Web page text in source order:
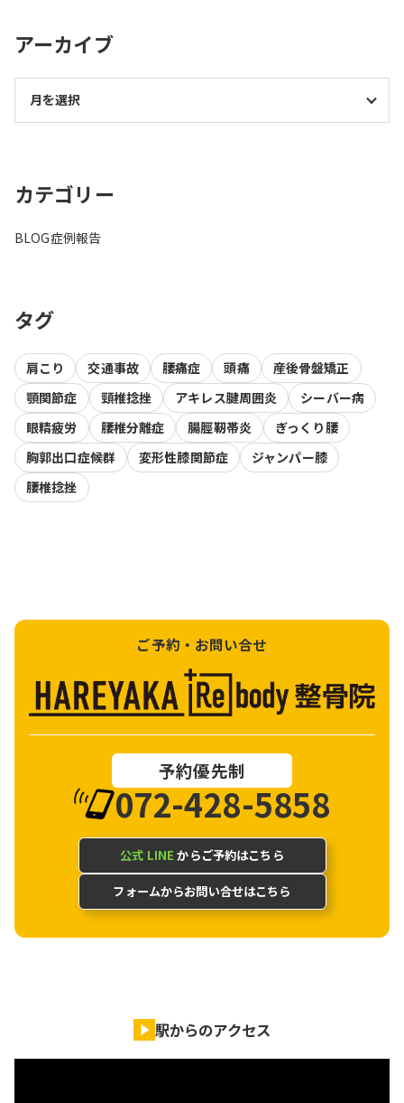
アーカイブ
カテゴリー
BLOG症例報告
タグ
肩こり 交通事故 腰痛症 頭痛
産後骨盤矯正
顎関節症
頸椎捻挫 アキレス腱周囲炎
シーバー病
眼精疲労
腰椎分離症 腸脛靭帯炎
ぎっくり腰
胸郭出口症候群
変形性膝関節症
ジャンパー膝
腰椎捻挫
ご予約・お問い合せ
予約優先制
072-428-5858
公式 LINE からご予約はこちら
フォームからお問い合せはこちら
駅からのアクセス